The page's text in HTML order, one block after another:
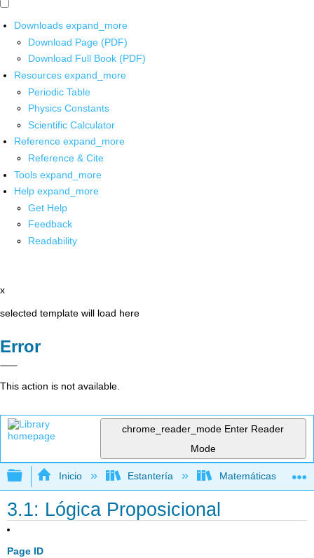
Downloads expand_more
Download Page (PDF)
Download Full Book (PDF)
Resources expand_more
Periodic Table
Physics Constants
Scientific Calculator
Reference expand_more
Reference & Cite
Tools expand_more
Help expand_more
Get Help
Feedback
Readability
x
selected template will load here
Error
This action is not available.
chrome_reader_mode Enter Reader
Mode
Expandir/contraer jerarquía global
Inicio Estantería Matemáticas
3.1: Lógica Proposicional
Page ID